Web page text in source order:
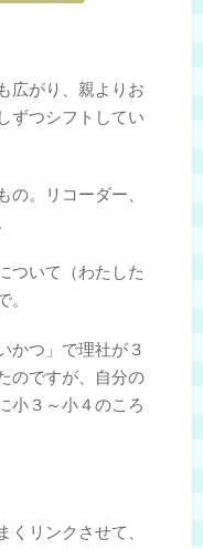
広がり、親よりお
ずつシフトしてい
の。リコーダー、
ついて（わたした
。
かつ」で理社が３
のですが、自分の
小３～小４のころ
くリンクさせて、